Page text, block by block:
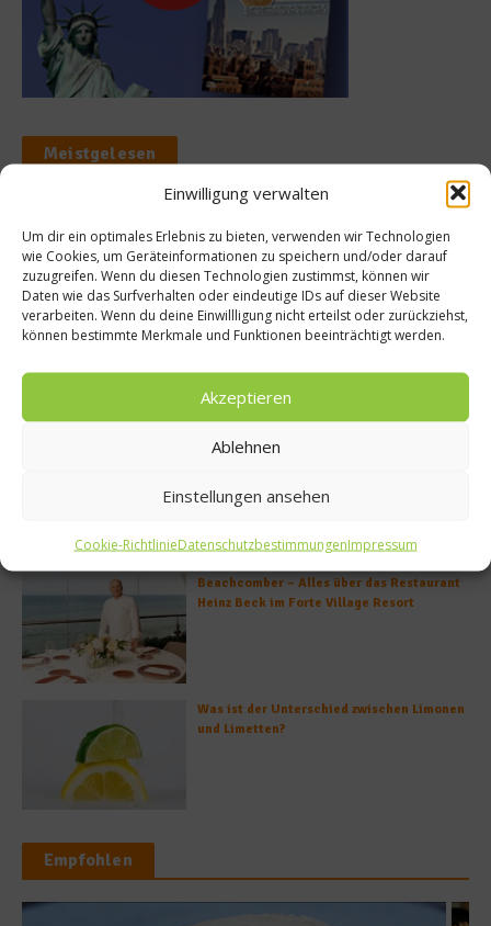
Einwilligung verwalten
Um dir ein optimales Erlebnis zu bieten, verwenden wir Technologien
wie Cookies, um Geräteinformationen zu speichern und/oder darauf
zuzugreifen. Wenn du diesen Technologien zustimmst, können wir
Daten wie das Surfverhalten oder eindeutige IDs auf dieser Website
verarbeiten. Wenn du deine Einwillligung nicht erteilst oder zurückziehst,
können bestimmte Merkmale und Funktionen beeinträchtigt werden.
Akzeptieren
Ablehnen
Einstellungen ansehen
Cookie-RichtlinieDatenschutzbestimmungenImpressum
Meistgelesen
Rezept: Deichlammrücken in der
gefüllten Poveraden
Rezept: Lachs-Ei-Röllchen
So bildet sich eine krosse
Beachcomber – Alles über das Restaurant
Heinz Beck im Forte Village Resort
Was ist der Unterschied zwischen Limonen
und Limetten?
Empfohlen